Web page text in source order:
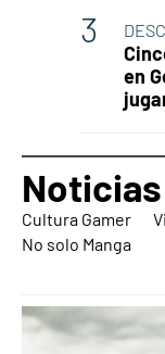
en
Noticias
Cultura Gamer
No solo Manga